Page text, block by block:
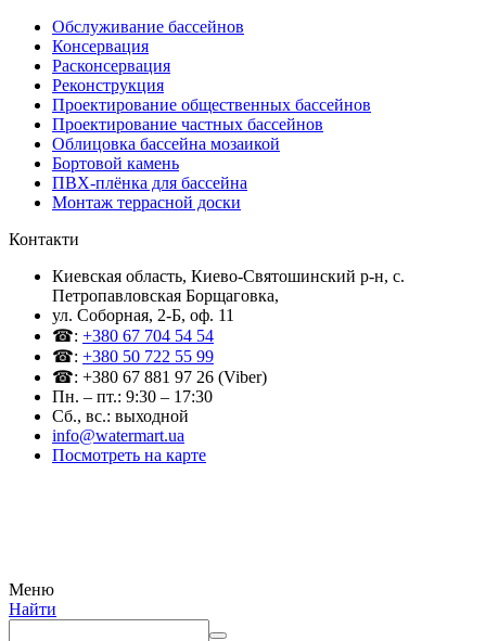
Обслуживание бассейнов
Консервация
Расконсервация
Реконструкция
Проектирование общественных бассейнов
Проектирование частных бассейнов
Облицовка бассейна мозаикой
Бортовой камень
ПВХ-плёнка для бассейна
Монтаж террасной доски
Контакти
Киевская область, Киево-Святошинский р-н, c.
Петропавловская Борщаговка,
ул. Соборная, 2-Б, оф. 11
☎: +380 67 704 54 54
☎: +380 50 722 55 99
☎: +380 67 881 97 26 (Viber)
Пн. – пт.: 9:30 – 17:30
Сб., вс.: выходной
info@watermart.ua
Посмотреть на карте
Меню
Найти